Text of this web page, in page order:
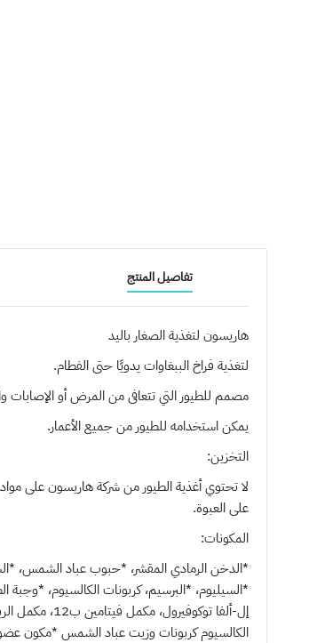
تفاصيل المنتج
هاريسون لتغذية الصغار باليد
لتغذية فراخ الببغاوات يدويًا حتى الفطام.
مصمم للطيور التي تتعافى من المرض أو الإصابات
يمكن استخدامه للطيور من جميع الأعمار.
التخزين:
على العبوة.
المكونات:
*الدخن الرمادي المقشر، *حبوب عباد الشمس،
إل-ألفا
الكالسيوم كربونات وزيت عباد الشمس *مكون